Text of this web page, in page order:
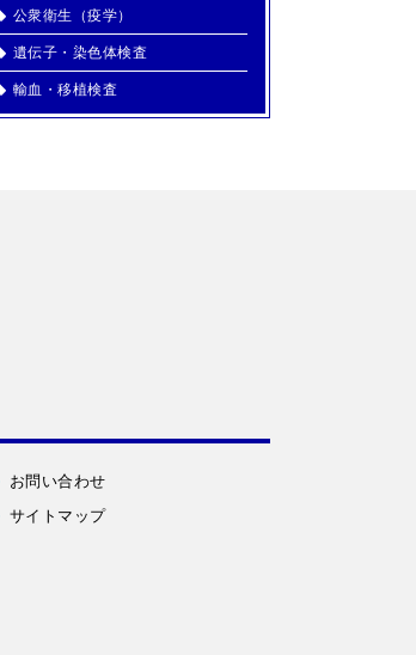
公衆衛生（疫学）
遺伝子・染色体検査
輸血・移植検査
お問い合わせ
サイトマップ